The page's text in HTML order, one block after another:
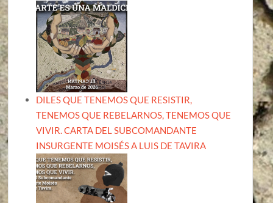
DILES QUE TENEMOS QUE RESISTIR,
TENEMOS QUE REBELARNOS, TENEMOS QUE
VIVIR. CARTA DEL SUBCOMANDANTE
INSURGENTE MOISÉS A LUIS DE TAVIRA